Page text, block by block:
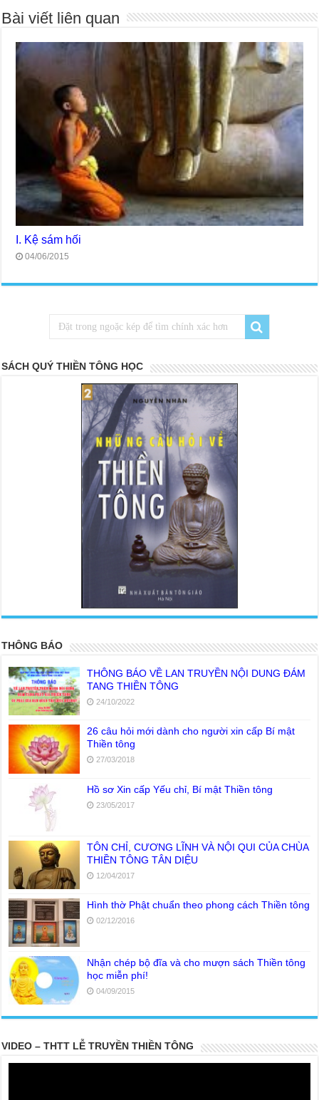
Bài viết liên quan
I. Kệ sám hối
04/06/2015
SÁCH QUÝ THIỀN TÔNG HỌC
THÔNG BÁO
THÔNG BÁO VỀ LAN TRUYỀN NỘI DUNG ĐÁM
TANG THIỀN TÔNG
24/10/2022
26 câu hỏi mới dành cho người xin cấp Bí mật
Thiền tông
27/03/2018
Hồ sơ Xin cấp Yếu chỉ, Bí mật Thiền tông
23/05/2017
TÔN CHỈ, CƯƠNG LĨNH VÀ NỘI QUI CỦA CHÙA
THIỀN TÔNG TÂN DIỆU
12/04/2017
Hình thờ Phật chuẩn theo phong cách Thiền tông
02/12/2016
Nhận chép bộ đĩa và cho mượn sách Thiền tông
học miễn phí!
04/09/2015
VIDEO – THTT LỄ TRUYỀN THIỀN TÔNG